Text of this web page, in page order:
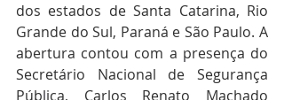
dos estados de Santa Catarina, Rio
Grande do Sul, Paraná e São Paulo. A
abertura contou com a presença do
Secretário Nacional de Segurança
Pública, Carlos Renato Machado